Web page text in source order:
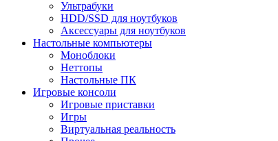
Ультрабуки
HDD/SSD для ноутбуков
Аксессуары для ноутбуков
Настольные компьютеры
Моноблоки
Неттопы
Настольные ПК
Игровые консоли
Игровые приставки
Игры
Виртуальная реальность